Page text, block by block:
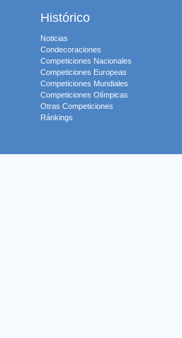
Histórico
Noticias
Condecoraciones
Competiciones Nacionales
Competiciones Europeas
Competiciones Mundiales
Competiciones Olímpicas
Otras Competiciones
Ránkings